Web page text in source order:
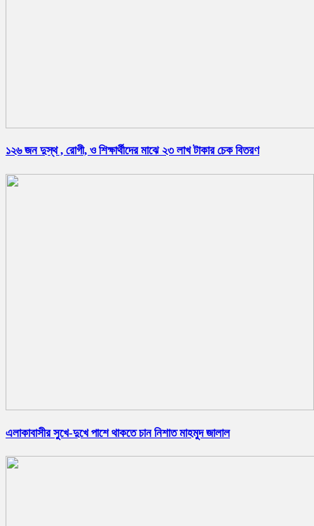
১২৬ জন দুস্থ , রোগী, ও শিক্ষার্থীদের মাঝে ২৩ লাখ টাকার চেক বিতরণ
এলাকাবাসীর সুখে-দুখে পাশে থাকতে চান নিশাত মাহমুদ জালাল